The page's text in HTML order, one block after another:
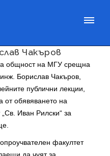
Чакъров
общност на МГУ срещна
Борислав Чакъров,
публични лекции,
от обявяването на
Иван Рилски“ за
факултет